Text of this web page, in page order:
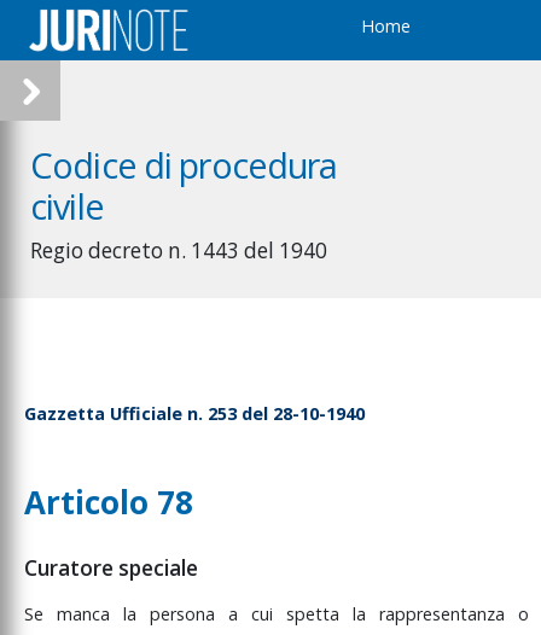
Home
Codice di procedura
civile
Regio decreto n. 1443 del 1940
Gazzetta Ufficiale n. 253 del 28-10-1940
Articolo 78
Curatore speciale
Se manca la persona a cui spetta la rappresentanza o